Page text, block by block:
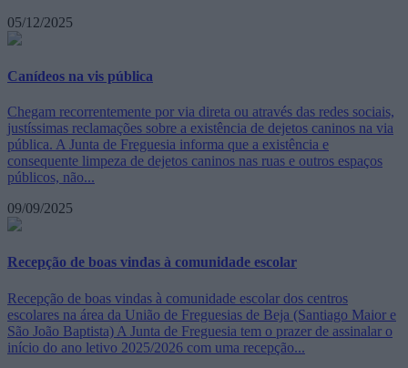
05/12/2025
Canídeos na vis pública
Chegam recorrentemente por via direta ou através das redes sociais,
justíssimas reclamações sobre a existência de dejetos caninos na via
pública. A Junta de Freguesia informa que a existência e
consequente limpeza de dejetos caninos nas ruas e outros espaços
públicos, não...
09/09/2025
Recepção de boas vindas à comunidade escolar
Recepção de boas vindas à comunidade escolar dos centros
escolares na área da União de Freguesias de Beja (Santiago Maior e
São João Baptista) A Junta de Freguesia tem o prazer de assinalar o
início do ano letivo 2025/2026 com uma recepção...